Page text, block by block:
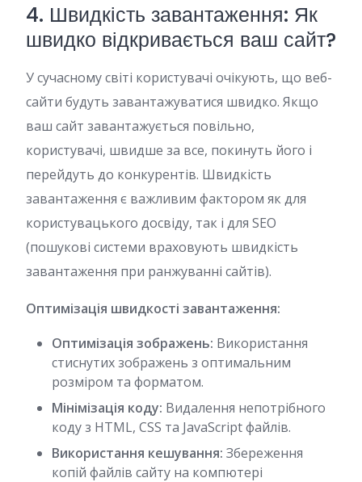
4. Швидкість завантаження: Як
швидко відкривається ваш сайт?
У сучасному світі користувачі очікують, що веб-
сайти будуть завантажуватися швидко. Якщо
ваш сайт завантажується повільно,
користувачі, швидше за все, покинуть його і
перейдуть до конкурентів. Швидкість
завантаження є важливим фактором як для
користувацького досвіду, так і для SEO
(пошукові системи враховують швидкість
завантаження при ранжуванні сайтів).
Оптимізація швидкості завантаження:
Оптимізація зображень: Використання
стиснутих зображень з оптимальним
розміром та форматом.
Мінімізація коду: Видалення непотрібного
коду з HTML, CSS та JavaScript файлів.
Використання кешування: Збереження
копій файлів сайту на компютері